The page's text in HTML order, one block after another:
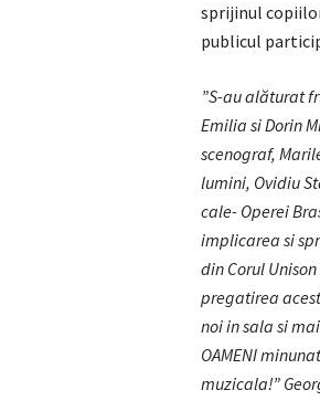
sprijinul
publicul
”S-au alăturat
Emilia si Dorin
scenograf,
lumini, Ovidiu
cale- Operei
implicarea si
din Corul
pregatirea
noi in sala si
OAMENI
muzicala!”